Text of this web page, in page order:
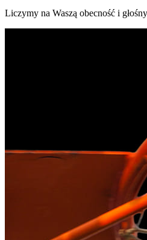
Liczymy na Waszą obecność i